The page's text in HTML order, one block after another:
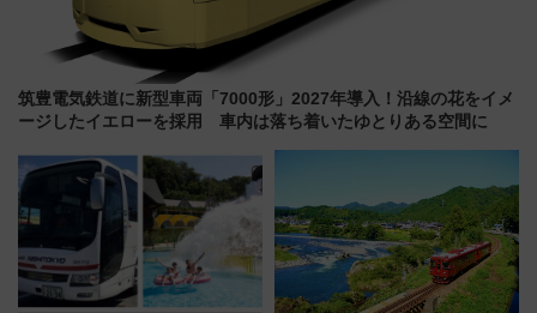
筑豊電気鉄道に新型車両「7000形」2027年導入！沿線の花をイメ
ージしたイエローを採用 車内は落ち着いたゆとりある空間に